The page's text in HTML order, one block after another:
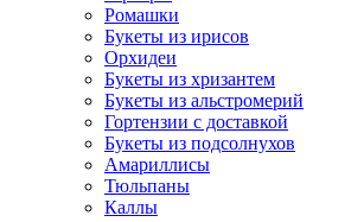
Ромашки
Букеты из ирисов
Орхидеи
Букеты из хризантем
Букеты из альстромерий
Гортензии с доставкой
Букеты из подсолнухов
Амариллисы
Тюльпаны
Каллы